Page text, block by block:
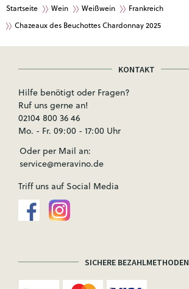
Startseite Wein Weißwein
Frankreich
Chazeaux des Beuchottes Chardonnay 2025
KONTAKT
Hilfe benötigt oder Fragen?
Ruf uns gerne an!
02104 800 36 46
Mo. - Fr. 09:00 - 17:00 Uhr
Oder per Mail an:
service@meravino.de
Triff uns auf Social Media
SICHERE BEZAHLMETHODEN